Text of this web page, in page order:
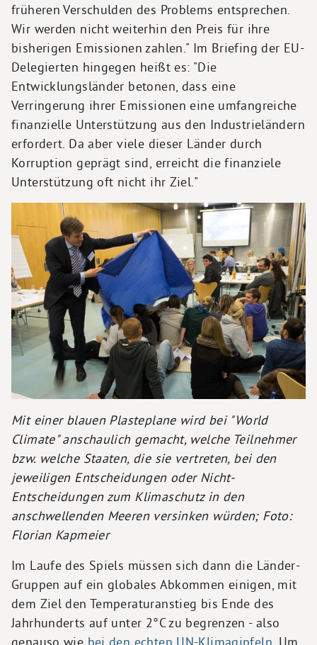
früheren Verschulden des Problems entsprechen.
Wir werden nicht weiterhin den Preis für ihre
bisherigen Emissionen zahlen." Im Briefing der EU-
Delegierten hingegen heißt es: "Die
Entwicklungsländer betonen, dass eine
Verringerung ihrer Emissionen eine umfangreiche
finanzielle Unterstützung aus den Industrieländern
erfordert. Da aber viele dieser Länder durch
Korruption geprägt sind, erreicht die finanziele
Unterstützung oft nicht ihr Ziel."
Mit einer blauen Plasteplane wird bei "World
Climate" anschaulich gemacht, welche Teilnehmer
bzw. welche Staaten, die sie vertreten, bei den
jeweiligen Entscheidungen oder Nicht-
Entscheidungen zum Klimaschutz in den
anschwellenden Meeren versinken würden; Foto:
Florian Kapmeier
Im Laufe des Spiels müssen sich dann die Länder-
Gruppen auf ein globales Abkommen einigen, mit
dem Ziel den Temperaturanstieg bis Ende des
Jahrhunderts auf unter 2°C zu begrenzen - also